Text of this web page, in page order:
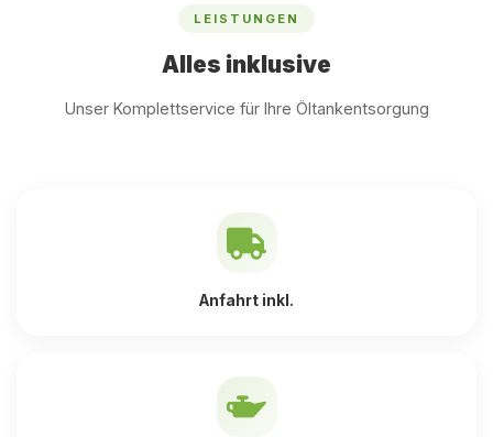
LEISTUNGEN
Alles inklusive
Unser Komplettservice für Ihre Öltankentsorgung
Anfahrt inkl.